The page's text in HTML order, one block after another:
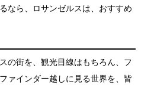
なら、ロサンゼルスは、おすすめ
の街を、観光目線はもちろん、フ
ァインダー越しに見る世界を、皆